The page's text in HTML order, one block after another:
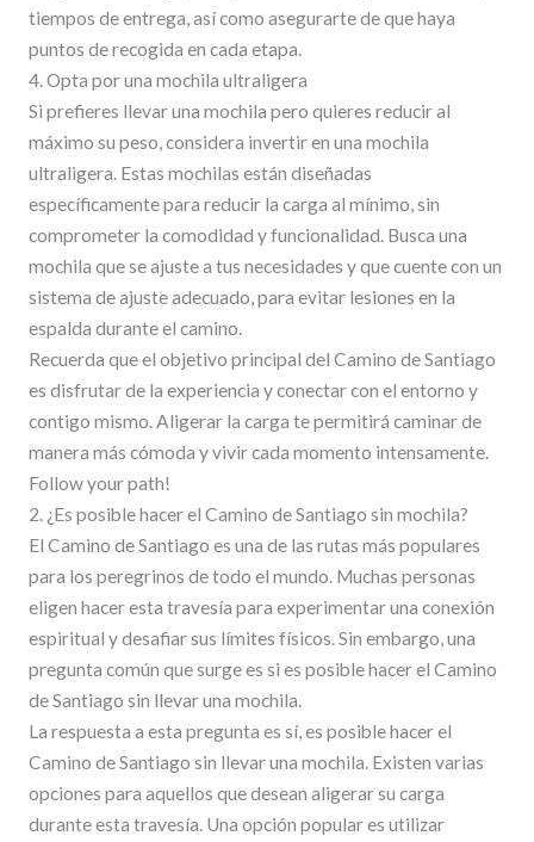
tiempos de entrega, así como asegurarte de que haya
puntos de recogida en cada etapa.
4. Opta por una mochila ultraligera
Si prefieres llevar una mochila pero quieres reducir al
máximo su peso, considera invertir en una mochila
ultraligera. Estas mochilas están diseñadas
específicamente para reducir la carga al mínimo, sin
comprometer la comodidad y funcionalidad. Busca una
mochila que se ajuste a tus necesidades y que cuente con un
sistema de ajuste adecuado, para evitar lesiones en la
espalda durante el camino.
Recuerda que el objetivo principal del Camino de Santiago
es disfrutar de la experiencia y conectar con el entorno y
contigo mismo. Aligerar la carga te permitirá caminar de
manera más cómoda y vivir cada momento intensamente.
Follow your path!
2. ¿Es posible hacer el Camino de Santiago sin mochila?
El Camino de Santiago es una de las rutas más populares
para los peregrinos de todo el mundo. Muchas personas
eligen hacer esta travesía para experimentar una conexión
espiritual y desafiar sus límites físicos. Sin embargo, una
pregunta común que surge es si es posible hacer el Camino
de Santiago sin llevar una mochila.
La respuesta a esta pregunta es sí, es posible hacer el
Camino de Santiago sin llevar una mochila. Existen varias
opciones para aquellos que desean aligerar su carga
durante esta travesía. Una opción popular es utilizar